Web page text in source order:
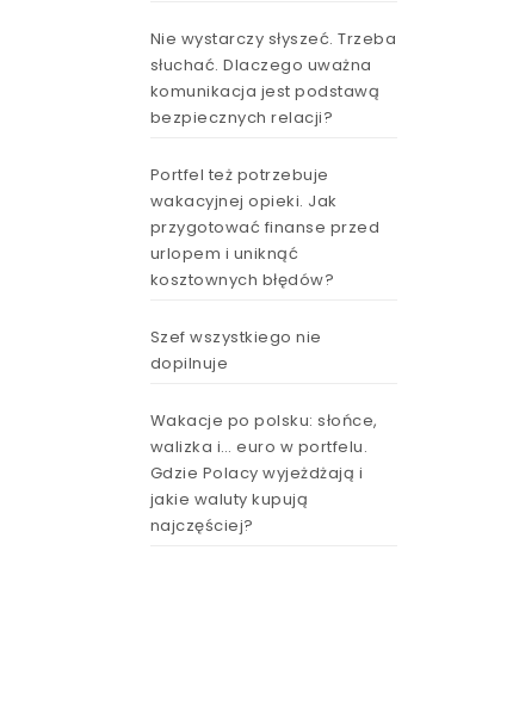
Nie wystarczy słyszeć. Trzeba
słuchać. Dlaczego uważna
komunikacja jest podstawą
bezpiecznych relacji?
Portfel też potrzebuje
wakacyjnej opieki. Jak
przygotować finanse przed
urlopem i uniknąć
kosztownych błędów?
Szef wszystkiego nie
dopilnuje
Wakacje po polsku: słońce,
walizka i… euro w portfelu.
Gdzie Polacy wyjeżdżają i
jakie waluty kupują
najczęściej?